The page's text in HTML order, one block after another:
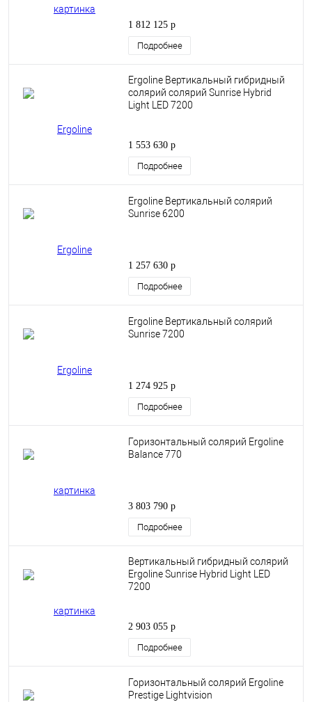
1 812 125 р
Подробнее
Ergoline Вертикальный гибридный
солярий солярий Sunrise Hybrid
Light LED 7200
1 553 630 р
Подробнее
Ergoline Вертикальный солярий
Sunrise 6200
1 257 630 р
Подробнее
Ergoline Вертикальный солярий
Sunrise 7200
1 274 925 р
Подробнее
Горизонтальный солярий Ergoline
Balance 770
3 803 790 р
Подробнее
Вертикальный гибридный солярий
Ergoline Sunrise Hybrid Light LED
7200
2 903 055 р
Подробнее
Горизонтальный солярий Ergoline
Prestige Lightvision